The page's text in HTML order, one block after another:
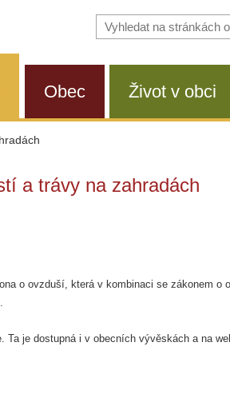
Vyhledávání
na
Obec Život v obci
a trávy na zahradách
o ovzduší, která v kombinaci se zákonem o
je dostupná i v obecních vývěskách a na